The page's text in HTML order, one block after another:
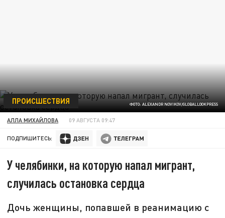
ФОТО: ALEXANDR NOVIKOV/GLOBALLOOKPRESS
ПРОИСШЕСТВИЯ
АЛЛА МИХАЙЛОВА 09 АВГУСТА 09:47
ПОДПИШИТЕСЬ:
У челябинки, на которую напал мигрант,
случилась остановка сердца
Дочь женщины, попавшей в реанимацию с